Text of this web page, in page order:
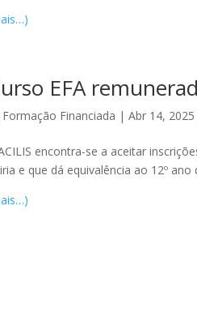
EFA
Formação Financiada |Abr 14, 2025
encontra-se a aceitar
e que dá equivalência ao 12º ano